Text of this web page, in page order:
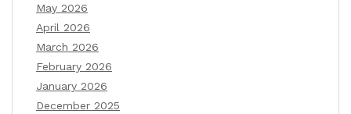
May 2026
April 2026
March 2026
February 2026
January 2026
December 2025